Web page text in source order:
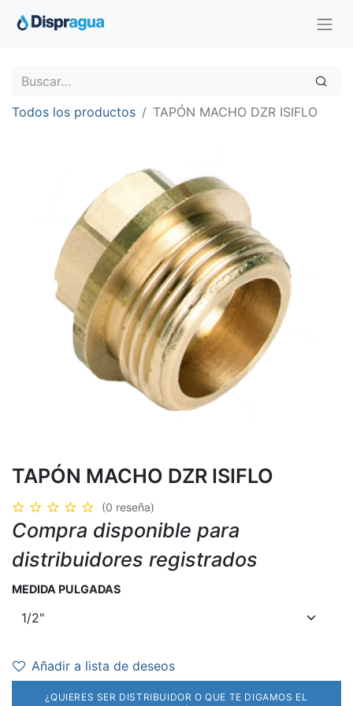
Todos los productos TAPÓN MACHO DZR ISIFLO
TAPÓN MACHO DZR ISIFLO
(0 reseña)
Compra disponible para
distribuidores registrados
MEDIDA PULGADAS
Añadir a lista de deseos
¿QUIERES SER DISTRIBUIDOR O QUE TE DIGAMOS EL